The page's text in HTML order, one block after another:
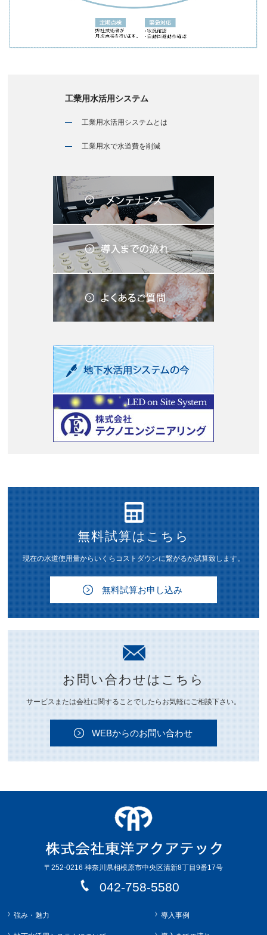
工業用水活用システム
工業用水活用システムとは
工業用水で水道費を削減
無料試算はこちら
現在の水道使用量からいくらコストダウンに繋がるか試算致します。
無料試算お申し込み
お問い合わせはこちら
サービスまたは会社に関することでしたらお気軽にご相談下さい。
WEBからのお問い合わせ
〒252-0216 神奈川県相模原市中央区清新8丁目9番17号
042-758-5580
強み・魅力 導入事例